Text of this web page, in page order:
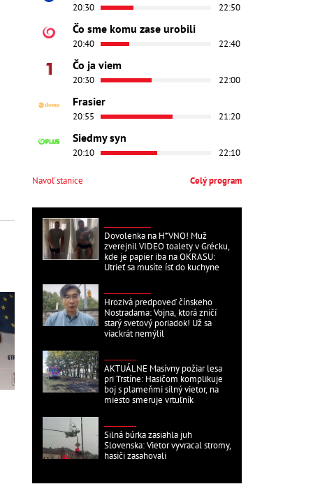
20:30 22:50
Čo sme komu zase urobili
20:40 22:40
Čo ja viem
20:30 22:00
Frasier
20:55 21:20
Siedmy syn
20:10 22:10
Navoľ stanice Celý program
Dovolenka na H*VNO! Muž
zverejnil VIDEO toalety v Grécku,
kde je papier iba na OKRASU:
Utrieť sa musíte ísť do kuchyne
Hrozivá predpoveď čínskeho
Nostradama: Vojna, ktorá zničí
starý svetový poriadok! Už sa
viackrát nemýlil
AKTUÁLNE Masívny požiar lesa
pri Trstíne: Hasičom komplikuje
boj s plameňmi silný vietor, na
miesto smeruje vrtuľník
Silná búrka zasiahla juh
Slovenska: Vietor vyvracal stromy,
hasiči zasahovali